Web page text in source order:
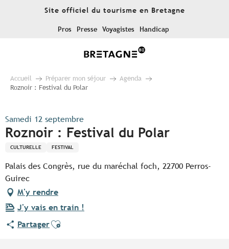
Site officiel du tourisme en Bretagne
Pros Presse Voyagistes Handicap
Accueil Préparer mon séjour
Agenda
Roznoir : Festival du Polar
Samedi 12 septembre
Roznoir : Festival du Polar
CULTURELLE FESTIVAL
Palais des Congrès, rue du maréchal foch, 22700 Perros-
Guirec
M'y rendre
J'y vais en train !
PartagerAjouter aux favoris